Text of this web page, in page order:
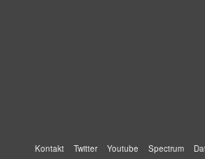
Kontakt Twitter Youtube Spectrum